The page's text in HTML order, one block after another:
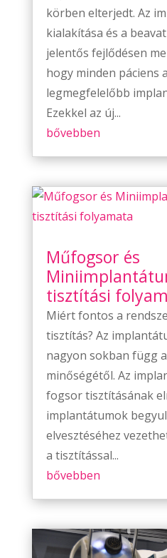
körben elterjedt. Az
kialakítása és a
jelentős fejlődésen
hogy minden páciens
legmegfelelőbb
Ezekkel az új...
bővebben
Műfogsor és
tisztítási
Miért fontos a
tisztítás? Az
nagyon sokban függ
minőségétől. Az
fogsor tisztításának
implantátumok
elvesztéséhez
a tisztítással...
bővebben